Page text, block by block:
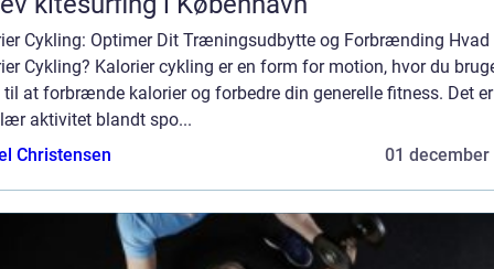
Cykling: Optimer Dit Træningsudbytte og Forbrænding Hvad
Cykling? Kalorier cykling er en form for motion, hvor du
til at forbrænde kalorier og forbedre din generelle fitness. Det
aktivitet blandt spo...
Christensen
01 december